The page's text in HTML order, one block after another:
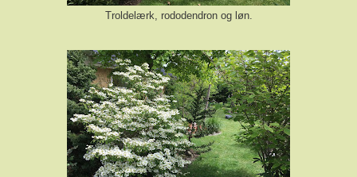
Troldelærk, rododendron og løn.